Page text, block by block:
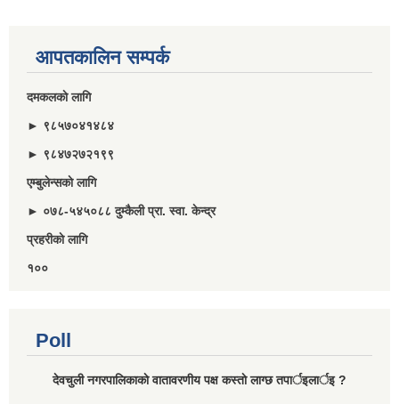
आपतकालिन सम्पर्क
दमकलकाे लागि
► ९८५७०४१४८४
► ९८४७२७२१९९
एम्बुलेन्सकाे लागि
► ०७८-५४५०८८ दुम्कैली प्रा. स्वा. केन्द्र
प्रहरीकाे लागि
१००
Poll
देवचुली नगरपालिकाकाे वातावरणीय पक्ष कस्ताे लाग्छ तपार्इलार्इ ?